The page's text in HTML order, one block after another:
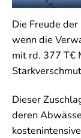
Die Freude
wenn die
mit rd. 377 T€
Dieser
deren